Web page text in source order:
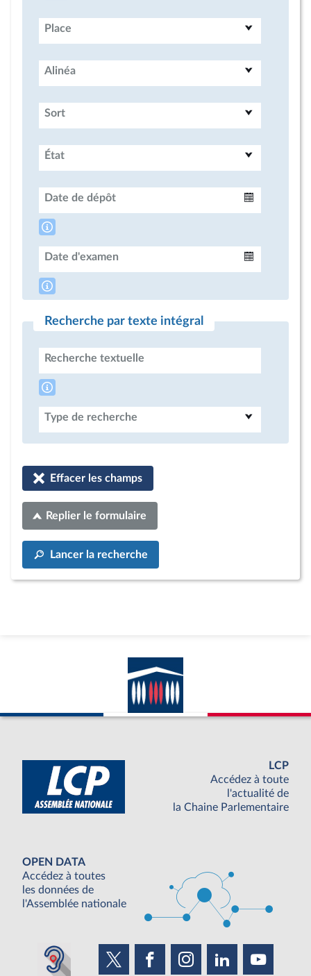
Place
Alinéa
Sort
État
Date de dépôt
Date d'examen
Recherche par texte intégral
Recherche textuelle
Type de recherche
Effacer les champs
Replier le formulaire
Lancer la recherche
LCP
Accédez à toute
l'actualité de
la Chaine Parlementaire
OPEN DATA
Accédez à toutes
les données de
l'Assemblée nationale